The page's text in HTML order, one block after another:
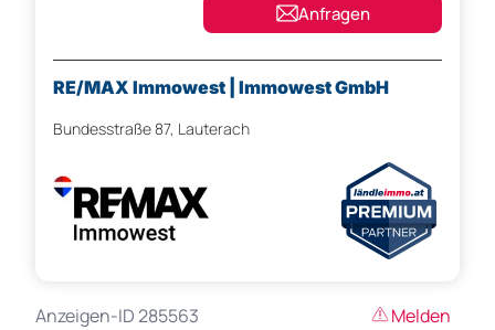
Anfragen
RE/MAX Immowest | Immowest GmbH
Bundesstraße 87, Lauterach
Anzeigen-ID 285563 Melden